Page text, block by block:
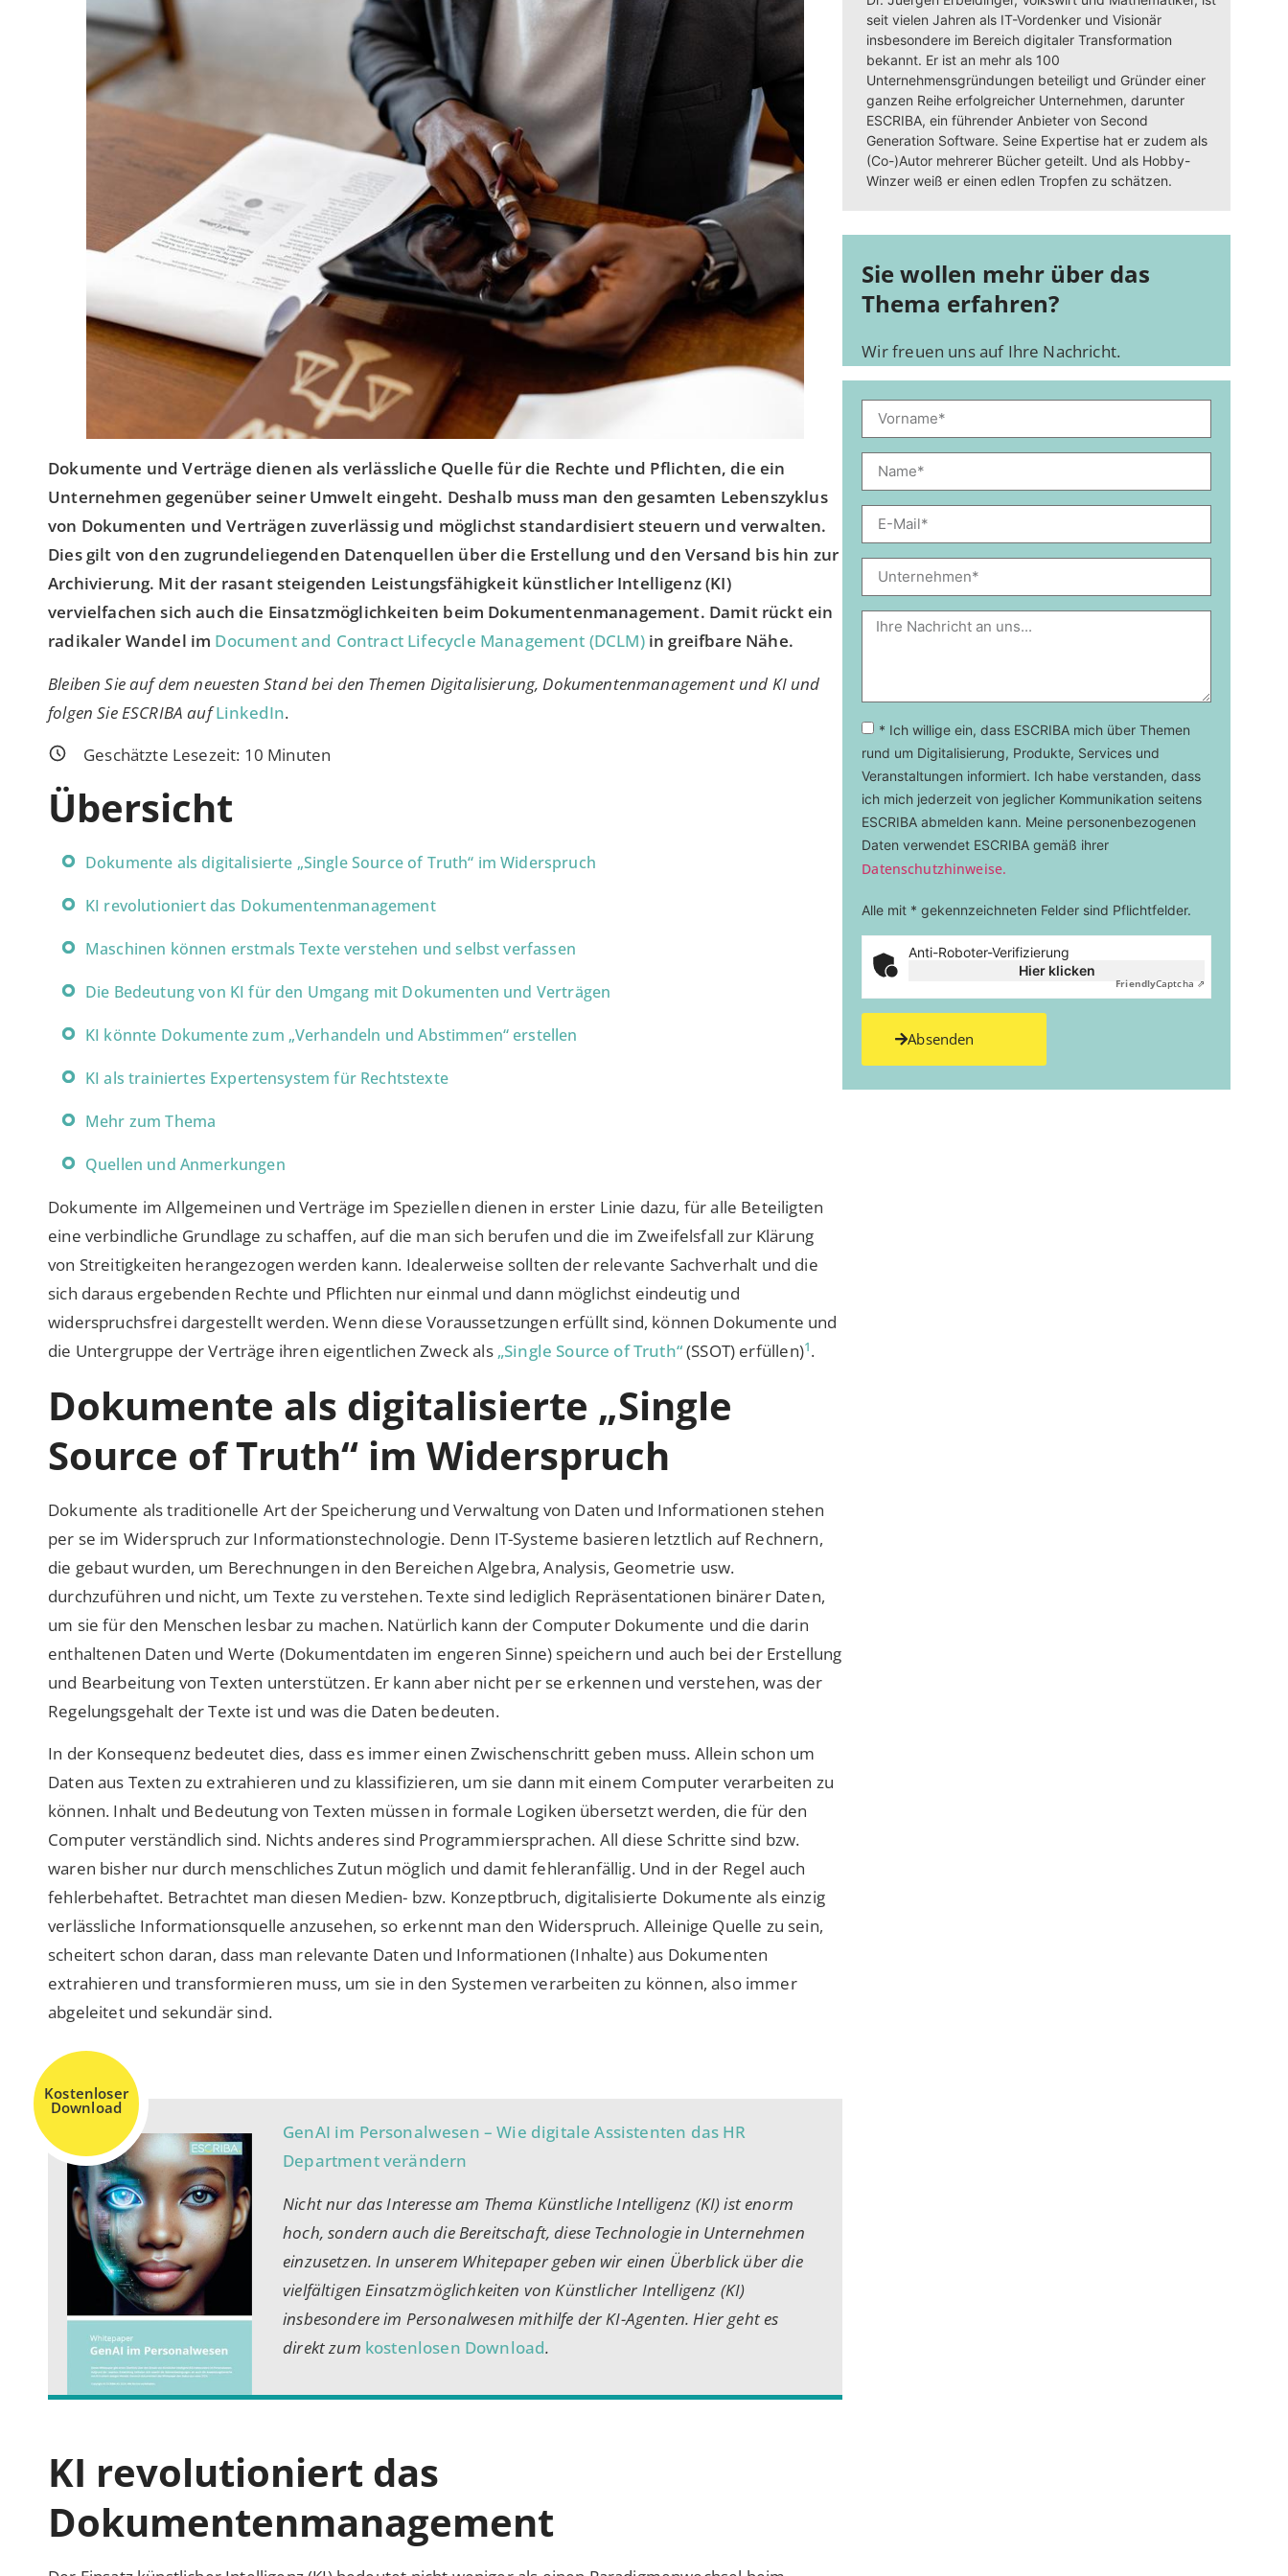
Dokumente und Verträge dienen als verlässliche Quelle für die Rechte und Pflichten, die ein
Unternehmen gegenüber seiner Umwelt eingeht. Deshalb muss man den gesamten Lebenszyklus
von Dokumenten und Verträgen zuverlässig und möglichst standardisiert steuern und verwalten.
Dies gilt von den zugrundeliegenden Datenquellen über die Erstellung und den Versand bis hin zur
Archivierung. Mit der rasant steigenden Leistungsfähigkeit künstlicher Intelligenz (KI)
vervielfachen sich auch die Einsatzmöglichkeiten beim Dokumentenmanagement. Damit rückt ein
radikaler Wandel im Document and Contract Lifecycle Management (DCLM)in greifbare Nähe.
Bleiben Sie auf dem neuesten Stand bei den Themen Digitalisierung, Dokumentenmanagement und KI und
folgen Sie ESCRIBA aufLinkedIn.
Geschätzte Lesezeit: 10 Minuten
Übersicht
Dokumente als digitalisierte „Single Source of Truth“ im Widerspruch
KI revolutioniert das Dokumentenmanagement
Maschinen können erstmals Texte verstehen und selbst verfassen
Die Bedeutung von KI für den Umgang mit Dokumenten und Verträgen
KI könnte Dokumente zum „Verhandeln und Abstimmen“ erstellen
KI als trainiertes Expertensystem für Rechtstexte
Mehr zum Thema
Quellen und Anmerkungen
Dokumente im Allgemeinen und Verträge im Speziellen dienen in erster Linie dazu, für alle Beteiligten
eine verbindliche Grundlage zu schaffen, auf die man sich berufen und die im Zweifelsfall zur Klärung
von Streitigkeiten herangezogen werden kann. Idealerweise sollten der relevante Sachverhalt und die
sich daraus ergebenden Rechte und Pflichten nur einmal und dann möglichst eindeutig und
widerspruchsfrei dargestellt werden. Wenn diese Voraussetzungen erfüllt sind, können Dokumente und
die Untergruppe der Verträge ihren eigentlichen Zweck als „Single Source of Truth“(SSOT) erfüllen)1.
Dokumente als digitalisierte „Single
Source of Truth“ im Widerspruch
Dokumente als traditionelle Art der Speicherung und Verwaltung von Daten und Informationen stehen
per se im Widerspruch zur Informationstechnologie. Denn IT-Systeme basieren letztlich auf Rechnern,
die gebaut wurden, um Berechnungen in den Bereichen Algebra, Analysis, Geometrie usw.
durchzuführen und nicht, um Texte zu verstehen. Texte sind lediglich Repräsentationen binärer Daten,
um sie für den Menschen lesbar zu machen. Natürlich kann der Computer Dokumente und die darin
enthaltenen Daten und Werte (Dokumentdaten im engeren Sinne) speichern und auch bei der Erstellung
und Bearbeitung von Texten unterstützen. Er kann aber nicht per se erkennen und verstehen, was der
Regelungsgehalt der Texte ist und was die Daten bedeuten.
In der Konsequenz bedeutet dies, dass es immer einen Zwischenschritt geben muss. Allein schon um
Daten aus Texten zu extrahieren und zu klassifizieren, um sie dann mit einem Computer verarbeiten zu
können. Inhalt und Bedeutung von Texten müssen in formale Logiken übersetzt werden, die für den
Computer verständlich sind. Nichts anderes sind Programmiersprachen. All diese Schritte sind bzw.
waren bisher nur durch menschliches Zutun möglich und damit fehleranfällig. Und in der Regel auch
fehlerbehaftet. Betrachtet man diesen Medien- bzw. Konzeptbruch, digitalisierte Dokumente als einzig
verlässliche Informationsquelle anzusehen, so erkennt man den Widerspruch. Alleinige Quelle zu sein,
scheitert schon daran, dass man relevante Daten und Informationen (Inhalte) aus Dokumenten
extrahieren und transformieren muss, um sie in den Systemen verarbeiten zu können, also immer
abgeleitet und sekundär sind.
Kostenloser
Download
GenAI im Personalwesen – Wie digitale Assistenten das HR
Department verändern
Nicht nur das Interesse am Thema Künstliche Intelligenz (KI) ist enorm
hoch, sondern auch die Bereitschaft, diese Technologie in Unternehmen
einzusetzen. In unserem Whitepaper geben wir einen Überblick über die
vielfältigen Einsatzmöglichkeiten von Künstlicher Intelligenz (KI)
insbesondere im Personalwesen mithilfe der KI-Agenten. Hier geht es
direkt zum kostenlosen Download.
KI revolutioniert das
Dokumentenmanagement
seit vielen Jahren als IT-Vordenker und Visionär
insbesondere im Bereich digitaler Transformation
bekannt. Er ist an mehr als 100
Unternehmensgründungen beteiligt und Gründer einer
ganzen Reihe erfolgreicher Unternehmen, darunter
ESCRIBA, ein führender Anbieter von Second
Generation Software. Seine Expertise hat er zudem als
(Co-)Autor mehrerer Bücher geteilt. Und als Hobby-
Winzer weiß er einen edlen Tropfen zu schätzen.
Sie wollen mehr über das
Thema erfahren?
Wir freuen uns auf Ihre Nachricht.
* Ich willige ein, dass ESCRIBA mich über Themen
rund um Digitalisierung, Produkte, Services und
Veranstaltungen informiert. Ich habe verstanden, dass
ich mich jederzeit von jeglicher Kommunikation seitens
ESCRIBA abmelden kann. Meine personenbezogenen
Daten verwendet ESCRIBA gemäß ihrer
Datenschutzhinweise.
Alle mit * gekennzeichneten Felder sind Pflichtfelder.
Anti-Roboter-Verifizierung
Hier klicken
FriendlyCaptcha ⇗
Absenden